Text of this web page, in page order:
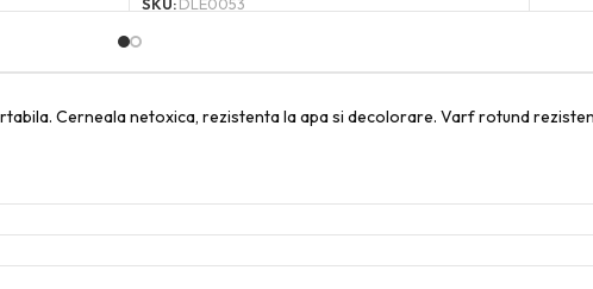
Cerneala netoxica, rezistenta la apa si decolorare. Varf rotund